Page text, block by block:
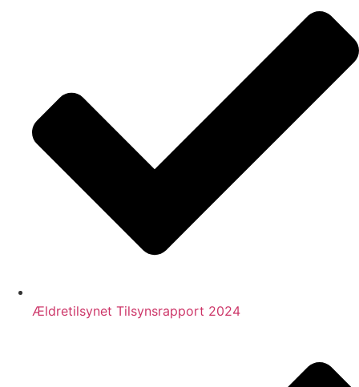
Ældretilsynet Tilsynsrapport 2024